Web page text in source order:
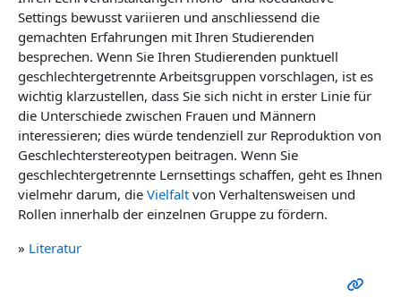
Settings bewusst variieren und anschliessend die
gemachten Erfahrungen mit Ihren Studierenden
besprechen. Wenn Sie Ihren Studierenden punktuell
geschlechtergetrennte Arbeitsgruppen vorschlagen, ist es
wichtig klarzustellen, dass Sie sich nicht in erster Linie für
die Unterschiede zwischen Frauen und Männern
interessieren; dies würde tendenziell zur Reproduktion von
Geschlechterstereotypen beitragen. Wenn Sie
geschlechtergetrennte Lernsettings schaffen, geht es Ihnen
vielmehr darum, die Vielfalt von Verhaltensweisen und
Rollen innerhalb der einzelnen Gruppe zu fördern.
» Literatur